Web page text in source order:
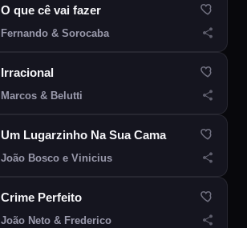
O que cê vai fazer
Fernando & Sorocaba
Irracional
Marcos & Belutti
Um Lugarzinho Na Sua Cama
João Bosco e Vinicius
Crime Perfeito
João Neto & Frederico